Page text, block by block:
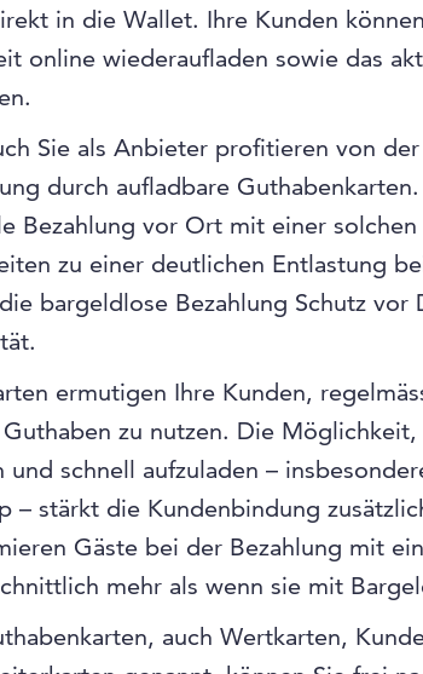
in die Wallet. Ihre Kunden
online wiederaufladen sowie das
Sie als Anbieter profitieren von
durch aufladbare
Bezahlung vor Ort mit einer
zu einer deutlichen Entlastung
bargeldlose Bezahlung Schutz vor
ermutigen Ihre Kunden,
zu nutzen. Die Möglichkeit,
und schnell aufzuladen –
– stärkt die Kundenbindung
Gäste bei der Bezahlung mit
mehr als wenn sie mit
auch Wertkarten,